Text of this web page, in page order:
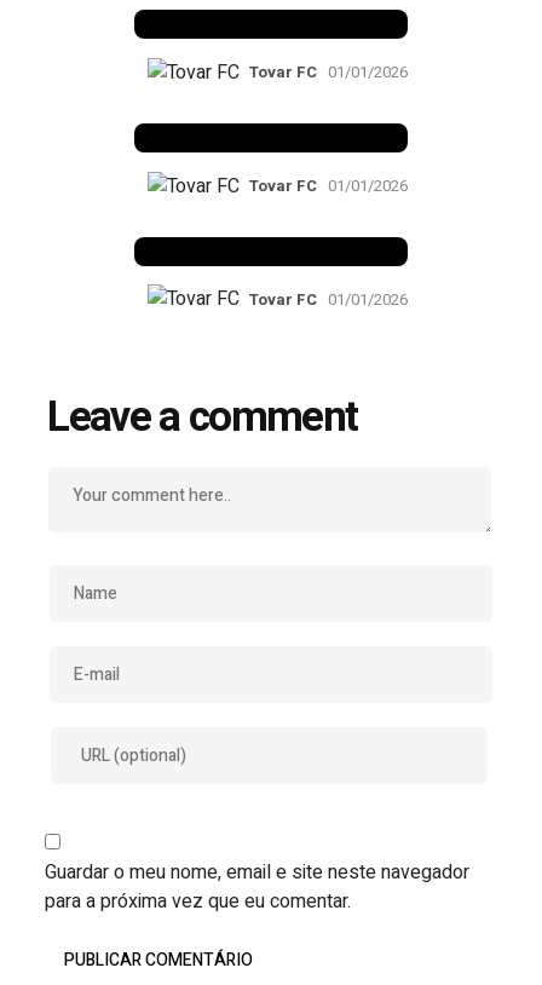
Tovar FC 01/01/2026
Tovar FC 01/01/2026
Tovar FC 01/01/2026
Leave a comment
Guardar o meu nome, email e site neste navegador
para a próxima vez que eu comentar.